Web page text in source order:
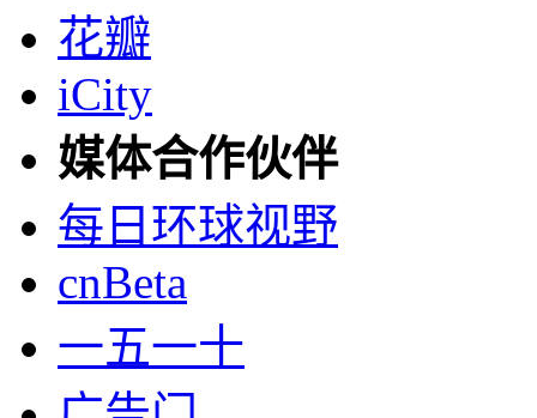
花瓣
iCity
媒体合作伙伴
每日环球视野
cnBeta
一五一十